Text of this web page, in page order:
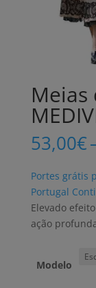
Meias
53,00€
Portes grátis
Portugal
Elevado
ação
Modelo